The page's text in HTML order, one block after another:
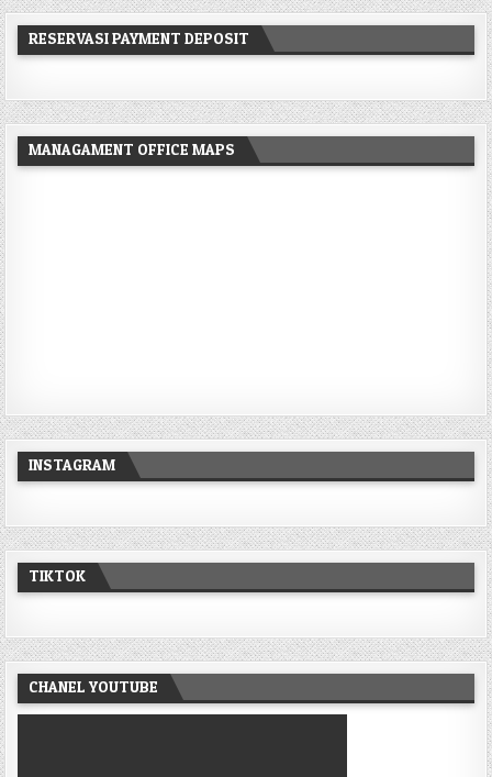
RESERVASI PAYMENT DEPOSIT
MANAGAMENT OFFICE MAPS
INSTAGRAM
TIKTOK
CHANEL YOUTUBE